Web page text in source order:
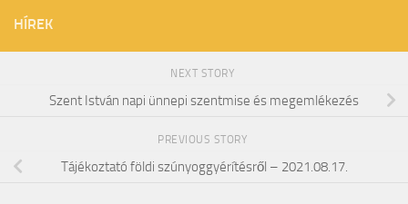
HÍREK
NEXT STORY
Szent István napi ünnepi szentmise és megemlékezés
PREVIOUS STORY
Tájékoztató földi szúnyoggyérítésről – 2021.08.17.